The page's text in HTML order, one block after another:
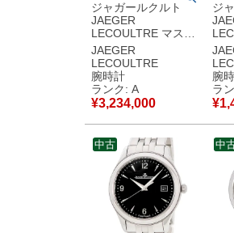
ジャガールクルト
JAEGER
LECOULTRE マスタ
ー コンプレッサー エ
クストリーム
Q1766410 150.6.22
OH済 Pt950 限定 メ
ンズ 腕時計自動巻き
グレー 【中古】中古
美品
JAEGER
LECOULTRE
腕時計
ランク: A
¥3,234,000
ジ
ー
41
ピ
型
巻
古
腕
ラ
¥
中古 中